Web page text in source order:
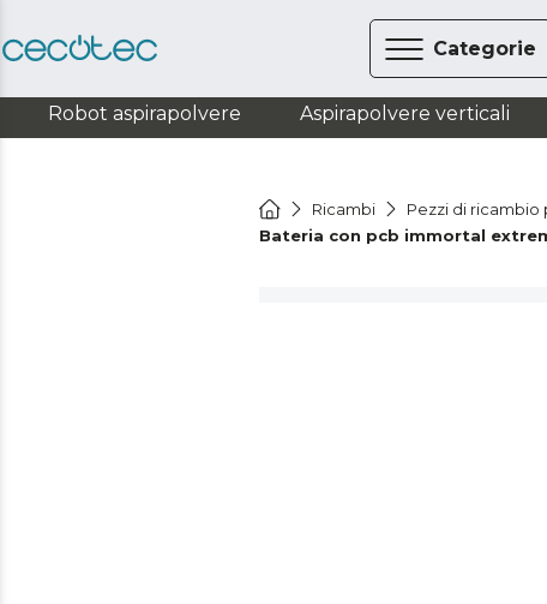
Categorie
Robot aspirapolvere Aspirapolvere verticali
Ricambi Pezzi di ricambio
Bateria con pcb immortal